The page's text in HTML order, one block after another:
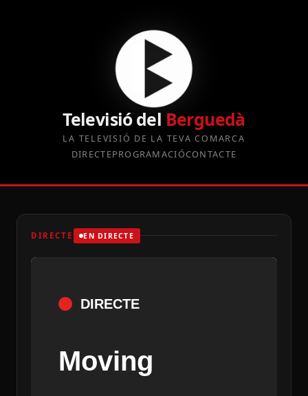
Televisió del Berguedà
LA TELEVISIÓ DE LA TEVA COMARCA
DIRECTEPROGRAMACIÓCONTACTE
DIRECTE EN DIRECTE
DIRECTE
Moving